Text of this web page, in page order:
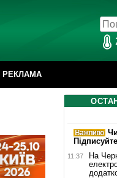
РЕКЛАМА
11:37
На